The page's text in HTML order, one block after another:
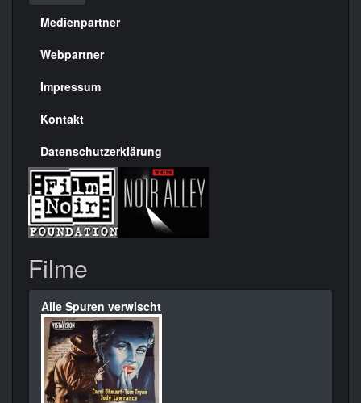
Menülinks
rechte
Seite
Medienpartner
Webpartner
Impressum
Kontakt
Datenschutzerklärung
Filme
Alle Spuren verwischt